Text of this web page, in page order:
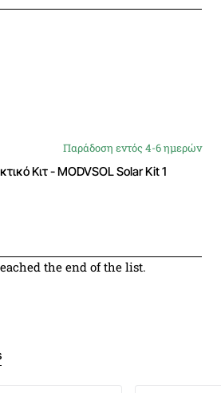
Παράδοση εντός 4-6 ημερών
Κιτ - MODVSOL Solar Kit 1
the end of the list.